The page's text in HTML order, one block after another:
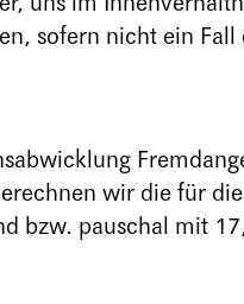
sofern nicht ein
wir die für
bzw. pauschal mit